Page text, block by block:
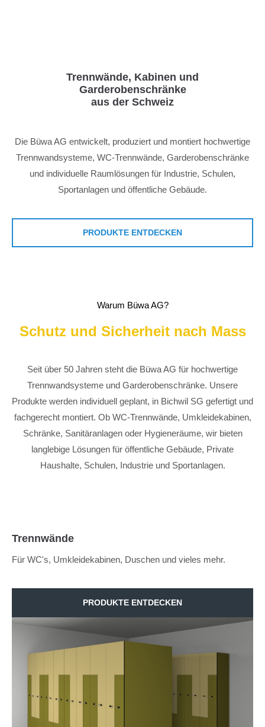
Anmelden
Lost your password?
Support
Lorem ipsum dolor sit amet:
/ 365days
Mon - Fri 8:00am - 5:00pm(GMT +1)
Get in touch
Cybersteel Inc.
376-293 City Road, Suite 600
San Francisco, CA 94102
info@yourdomain.com
About us
Lorem ipsum dolor sit amet, consectetuer adipiscing
Aenean commodo ligula eget dolor. Aenean massa. Cum
sociis natoque penatibus et magnis dis parturient montes,
nascetur ridiculus mus. Donec quam felis, ultricies nec.
Trennwände, Kabinen und
Garderobenschränke
aus der Schweiz
Die Büwa AG entwickelt, produziert und montiert hochwertige
Trennwandsysteme, WC-Trennwände, Garderobenschränke
und individuelle Raumlösungen für Industrie, Schulen,
Sportanlagen und öffentliche Gebäude.
PRODUKTE ENTDECKEN
Warum Büwa AG?
Schutz und Sicherheit nach Mass
Seit über 50 Jahren steht die Büwa AG für hochwertige
Trennwandsysteme und Garderobenschränke. Unsere
Produkte werden individuell geplant, in Bichwil SG gefertigt und
fachgerecht montiert. Ob WC-Trennwände, Umkleidekabinen,
Schränke, Sanitäranlagen oder Hygieneräume, wir bieten
langlebige Lösungen für öffentliche Gebäude, Private
Haushalte, Schulen, Industrie und Sportanlagen.
Trennwände
Für WC's, Umkleidekabinen, Duschen und vieles mehr.
PRODUKTE ENTDECKEN